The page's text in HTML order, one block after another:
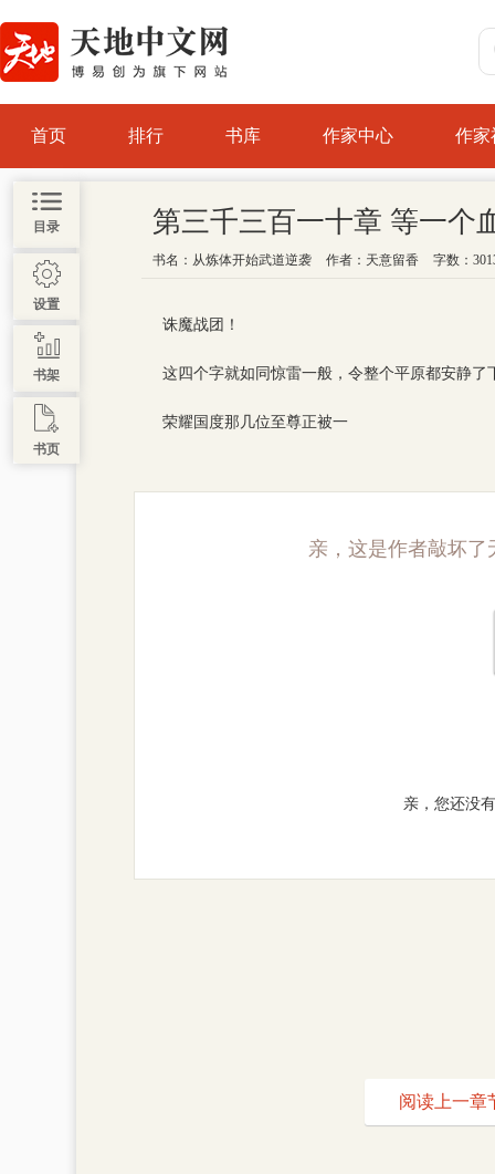
首页 排行 书库 作家中心 作家
目录
设置
书架
书页
第三千三百一十章 等一个
书名： 从炼体开始武道逆袭 作者： 天意留香 字数：
诛魔战团！
这四个字就如同惊雷一般，令整个平原都安静了
荣耀国度那几位至尊正被一
亲，这是作者敲坏
亲，您还没
阅读上一章